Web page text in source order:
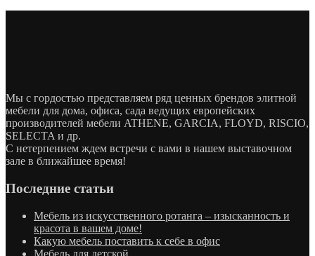
Мы с гордостью представляем ряд ценных брендов элитной
мебели для дома, офиса, сада ведущих европейских
производителей мебели ATHENE, GARCIA, FLOYD, RISCIO,
SELECTA и др.
С нетерпением ждем встречи с вами в нашем выставочном
зале в ближайшее время!
Последние статьи
Мебель из искусственного ротанга – изысканность и
красота в вашем доме!
Какую мебель поставить к себе в офис
Мебель для детской